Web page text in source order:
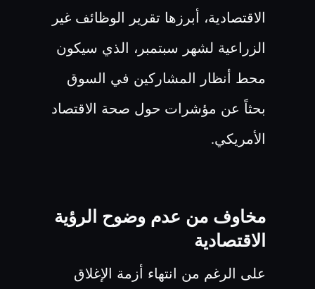
الاقتصادية، أبرزها تقرير الوظائف غير
الزراعية لشهر سبتمبر، الذي سيكون
محط أنظار المشاركين في السوق
بحثاً عن مؤشرات حول صحة الاقتصاد
الأمريكي.
مخاوف من عدم وضوح الرؤية
الاقتصادية
على الرغم من انتهاء أزمة الإغلاق